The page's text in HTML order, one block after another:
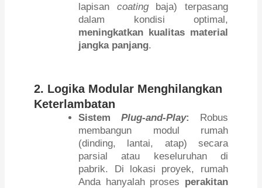
lapisan coatingbaja) terpasang
dalam kondisi optimal,
meningkatkan kualitas material
jangka panjang.
2. Logika Modular Menghilangkan
Keterlambatan
Sistem Plug-and-Play:
Robus
membangun modul rumah
(dinding, lantai, atap) secara
parsial atau keseluruhan di
pabrik. Di lokasi proyek, rumah
Anda hanyalah proses perakitan